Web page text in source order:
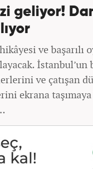
geliyor!
ve başarılı
ve çatışan
ekrana